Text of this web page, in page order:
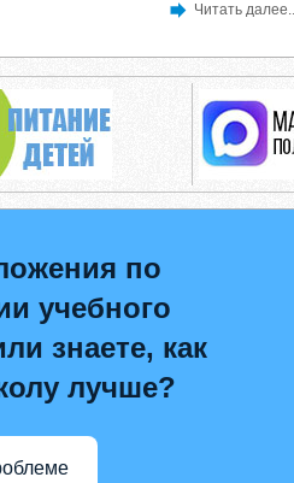
Читать
по
учебного
знаете, как
лучше?